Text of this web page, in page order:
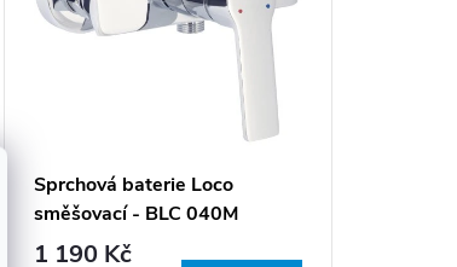
Sprchová baterie Loco
směšovací - BLC 040M
1 190 Kč